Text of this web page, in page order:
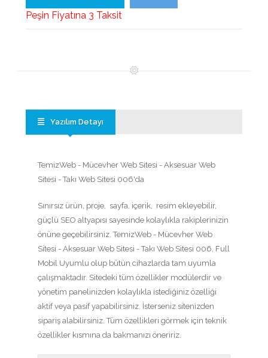
Peşin Fiyatına 3 Taksit
Yazılım Detayı
TemizWeb - Mücevher Web Sitesi - Aksesuar Web
Sitesi - Takı Web Sitesi 006'da
Sınırsız ürün, proje, sayfa, içerik, resim ekleyebilir,
güçlü SEO altyapısı sayesinde kolaylıkla rakiplerinizin
önüne geçebilirsiniz. TemizWeb - Mücevher Web
Sitesi - Aksesuar Web Sitesi - Takı Web Sitesi 006, Full
Mobil Uyumlu olup bütün cihazlarda tam uyumla
çalışmaktadır. Sitedeki tüm özellikler modülerdir ve
yönetim panelinizden kolaylıkla istediğiniz özelliği
aktif veya pasif yapabilirsiniz. İsterseniz sitenizden
sipariş alabilirsiniz. Tüm özellikleri görmek için teknik
özellikler kısmına da bakmanızı öneririz.